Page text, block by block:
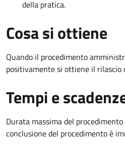
della pratica.
Cosa si ottiene
Quando il procedimento
positivamente si ottiene il rilascio
Tempi e
Durata massima del
conclusione del procedimento è